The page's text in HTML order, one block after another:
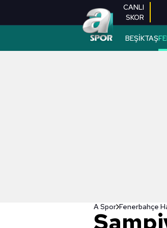
CANLI
SKOR
BEŞİKTAŞ
A Spor Fenerbahçe